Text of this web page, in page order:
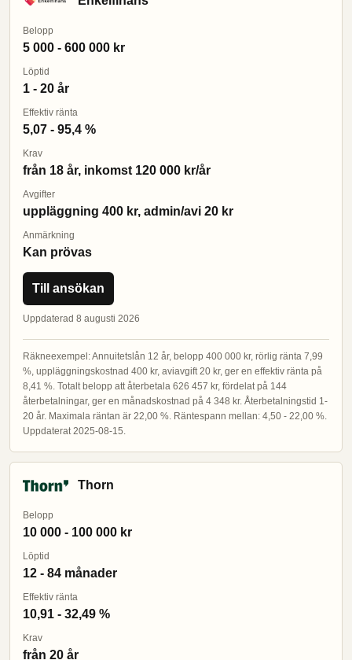
Belopp
5 000 - 600 000 kr
Löptid
1 - 20 år
Effektiv ränta
5,07 - 95,4 %
Krav
från 18 år, inkomst 120 000 kr/år
Avgifter
uppläggning 400 kr, admin/avi 20 kr
Anmärkning
Kan prövas
Till ansökan
Uppdaterad 8 augusti 2026
Räkneexempel: Annuitetslån 12 år, belopp 400 000 kr, rörlig ränta 7,99
%, uppläggningskostnad 400 kr, aviavgift 20 kr, ger en effektiv ränta på
8,41 %. Totalt belopp att återbetala 626 457 kr, fördelat på 144
återbetalningar, ger en månadskostnad på 4 348 kr. Återbetalningstid 1-
20 år. Maximala räntan är 22,00 %. Räntespann mellan: 4,50 - 22,00 %.
Uppdaterat 2025-08-15.
Thorn
Belopp
10 000 - 100 000 kr
Löptid
12 - 84 månader
Effektiv ränta
10,91 - 32,49 %
Krav
från 20 år